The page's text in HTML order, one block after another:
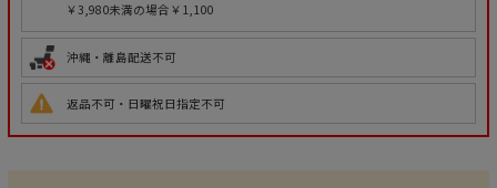
￥3,980未満の場合￥1,100
沖縄・離島配送不可
返品不可・日曜祝日指定不可